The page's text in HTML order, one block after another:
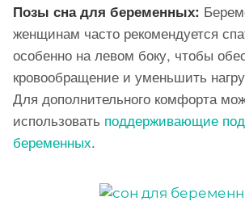
Позы сна для беременных:
женщинам часто рекомендуется
особенно на левом боку, чтобы
кровообращение и уменьшить
Для дополнительного комфорта
использовать поддерживающие
беременных.